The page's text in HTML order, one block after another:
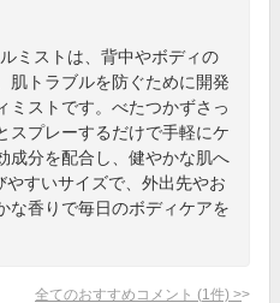
ミストは、背中やボディの
肌トラブルを防ぐために開発
ミストです。べたつかずさっ
スプレーするだけで手軽にケ
成分を配合し、健やかな肌へ
すいサイズで、外出先やお
な香りで毎日のボディケアを
全てのおすすめコメント (1 件) >